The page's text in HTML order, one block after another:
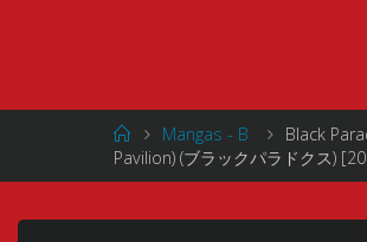
Página
de
Inicio
Mangas - B
Black
Pavilion) (ブラックパラドクス)